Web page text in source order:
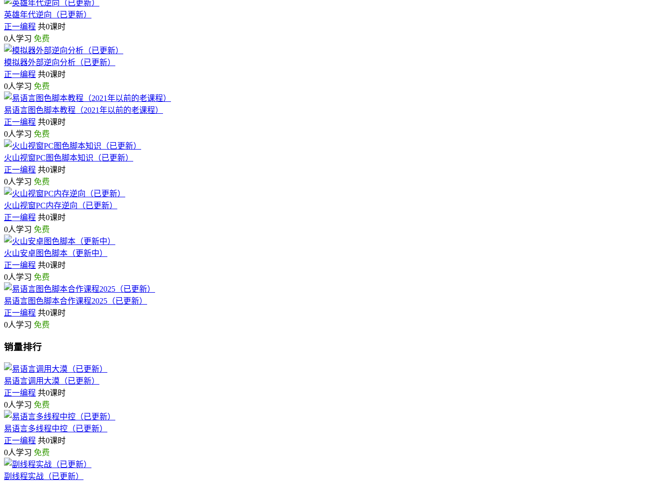
英雄年代逆向（已更新）
正一编程 共0课时
0人学习 免费
模拟器外部逆向分析（已更新）
正一编程 共0课时
0人学习 免费
易语言图色脚本教程（2021年以前的老课程）
正一编程 共0课时
0人学习 免费
火山视窗PC图色脚本知识（已更新）
正一编程 共0课时
0人学习 免费
火山视窗PC内存逆向（已更新）
正一编程 共0课时
0人学习 免费
火山安卓图色脚本（更新中）
正一编程 共0课时
0人学习 免费
易语言图色脚本合作课程2025（已更新）
正一编程 共0课时
0人学习 免费
销量排行
易语言调用大漠（已更新）
正一编程 共0课时
0人学习 免费
易语言多线程中控（已更新）
正一编程 共0课时
0人学习 免费
副线程实战（已更新）